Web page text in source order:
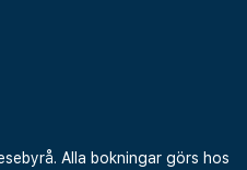
Alla bokningar görs hos